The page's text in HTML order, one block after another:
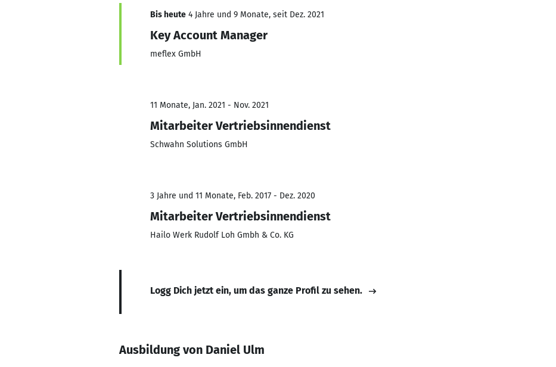
Bis heute 4 Jahre und 9 Monate, seit Dez. 2021
Key Account Manager
meflex GmbH
11 Monate, Jan. 2021 - Nov. 2021
Mitarbeiter Vertriebsinnendienst
Schwahn Solutions GmbH
3 Jahre und 11 Monate, Feb. 2017 - Dez. 2020
Mitarbeiter Vertriebsinnendienst
Hailo Werk Rudolf Loh Gmbh & Co. KG
Logg Dich jetzt ein, um das ganze Profil zu sehen.
Ausbildung von Daniel Ulm